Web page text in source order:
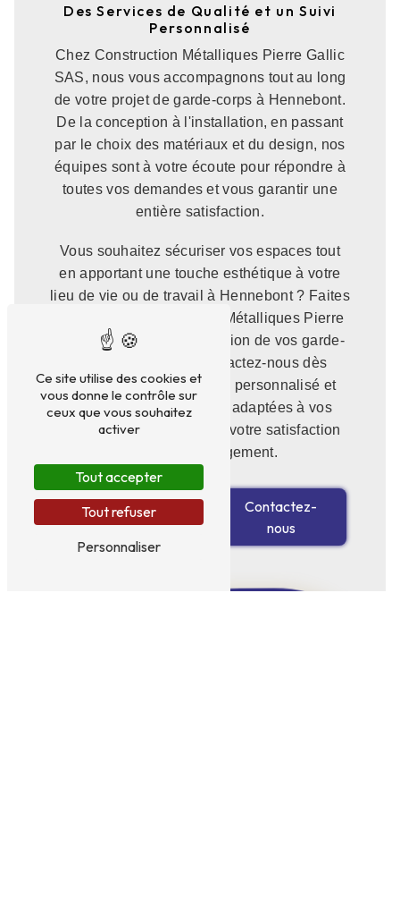
Des Services de Qualité et un Suivi
Personnalisé
Chez Construction Métalliques Pierre Gallic
SAS, nous vous accompagnons tout au long
de votre projet de garde-corps à Hennebont.
De la conception à l'installation, en passant
par le choix des matériaux et du design, nos
équipes sont à votre écoute pour répondre à
toutes vos demandes et vous garantir une
entière satisfaction.
Vous souhaitez sécuriser vos espaces tout
en apportant une touche esthétique à votre
lieu de vie ou de travail à Hennebont ? Faites
confiance à Construction Métalliques Pierre
Gallic SAS pour la réalisation de vos garde-
corps sur-mesure. Contactez-nous dès
maintenant pour un devis personnalisé et
découvrez nos solutions adaptées à vos
besoins. Votre sécurité et votre satisfaction
sont notre engagement.
En savoir
plus
Contactez-
nous
Ce site utilise des cookies et
vous donne le contrôle sur
ceux que vous souhaitez
activer
Tout accepter
Tout refuser
Personnaliser